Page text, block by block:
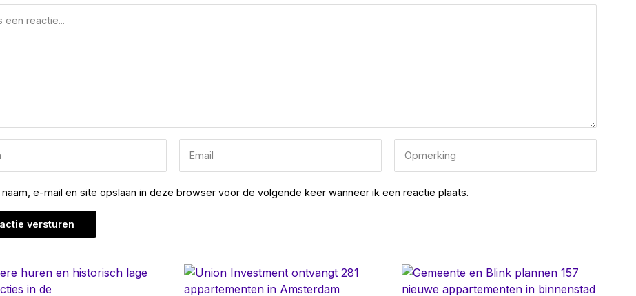
naam, e-mail en site opslaan in deze browser voor de volgende keer wanneer ik een reactie plaats.